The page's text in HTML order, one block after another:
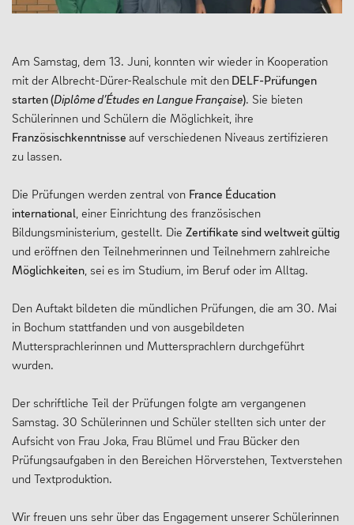
Am Samstag, dem 13. Juni, konnten wir wieder in Kooperation
mit der Albrecht-Dürer-Realschule mit den DELF-Prüfungen
starten (Diplôme d’Études en Langue Française). Sie bieten
Schülerinnen und Schülern die Möglichkeit, ihre
Französischkenntnisse auf verschiedenen Niveaus zertifizieren
zu lassen.
Die Prüfungen werden zentral von France Éducation
international , einer Einrichtung des französischen
Bildungsministerium, gestellt. Die Zertifikate sind weltweit gültig
und eröffnen den Teilnehmerinnen und Teilnehmern zahlreiche
Möglichkeiten , sei es im Studium, im Beruf oder im Alltag.
Den Auftakt bildeten die mündlichen Prüfungen, die am 30. Mai
in Bochum stattfanden und von ausgebildeten
Muttersprachlerinnen und Muttersprachlern durchgeführt
wurden.
Der schriftliche Teil der Prüfungen folgte am vergangenen
Samstag. 30 Schülerinnen und Schüler stellten sich unter der
Aufsicht von Frau Joka, Frau Blümel und Frau Bücker den
Prüfungsaufgaben in den Bereichen Hörverstehen, Textverstehen
und Textproduktion.
Wir freuen uns sehr über das Engagement unserer Schülerinnen